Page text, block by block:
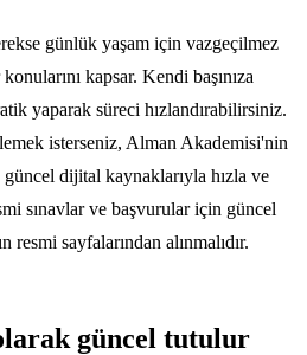
günlük yaşam için vazgeçilmez
kapsar. Kendi başınıza
yaparak süreci hızlandırabilirsiniz.
isterseniz, Alman Akademisi'nin
dijital kaynaklarıyla hızla ve
sınavlar ve başvurular için güncel
sayfalarından alınmalıdır.
güncel tutulur